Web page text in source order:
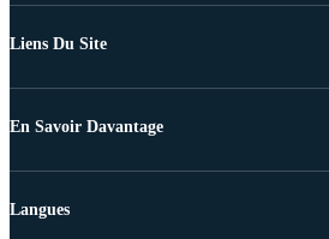
Liens Du Site
En Savoir Davantage
Langues